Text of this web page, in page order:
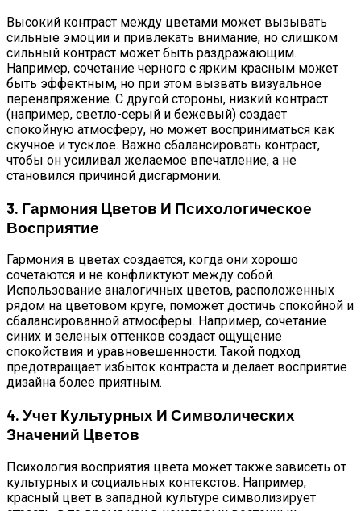
Высокий контраст между цветами может вызывать
сильные эмоции и привлекать внимание, но слишком
сильный контраст может быть раздражающим.
Например, сочетание черного с ярким красным может
быть эффектным, но при этом вызвать визуальное
перенапряжение. С другой стороны, низкий контраст
(например, светло-серый и бежевый) создает
спокойную атмосферу, но может восприниматься как
скучное и тусклое. Важно сбалансировать контраст,
чтобы он усиливал желаемое впечатление, а не
становился причиной дисгармонии.
3. Гармония Цветов И Психологическое
Восприятие
Гармония в цветах создается, когда они хорошо
сочетаются и не конфликтуют между собой.
Использование аналогичных цветов, расположенных
рядом на цветовом круге, поможет достичь спокойной и
сбалансированной атмосферы. Например, сочетание
синих и зеленых оттенков создаст ощущение
спокойствия и уравновешенности. Такой подход
предотвращает избыток контраста и делает восприятие
дизайна более приятным.
4. Учет Культурных И Символических
Значений Цветов
Психология восприятия цвета может также зависеть от
культурных и социальных контекстов. Например,
красный цвет в западной культуре символизирует